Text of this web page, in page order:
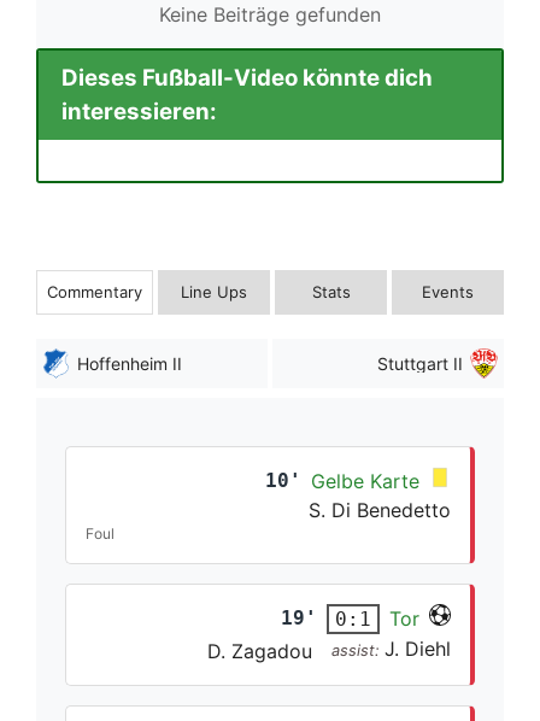
Keine Beiträge gefunden
Dieses Fußball-Video könnte dich
interessieren:
Commentary Line Ups Stats Events
Hoffenheim II Stuttgart II
10'
Gelbe Karte
S. Di Benedetto
Foul
19' 0:1
Tor
D. Zagadou
assist: J. Diehl